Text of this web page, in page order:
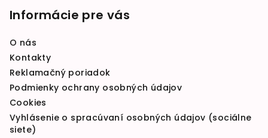
Informácie pre vás
O nás
Kontakty
Reklamačný poriadok
Podmienky ochrany osobných údajov
Cookies
Vyhlásenie o spracúvaní osobných údajov (sociálne
siete)